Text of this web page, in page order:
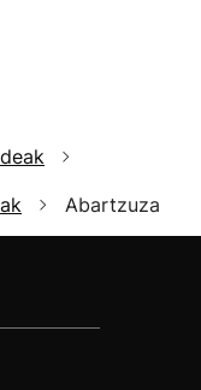
Abartzuza